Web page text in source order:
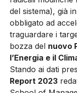
del sistema), già
obbligato ad
traguardare i
bozza del nuovo
l’Energia e il
Stando ai dati
Report 2023